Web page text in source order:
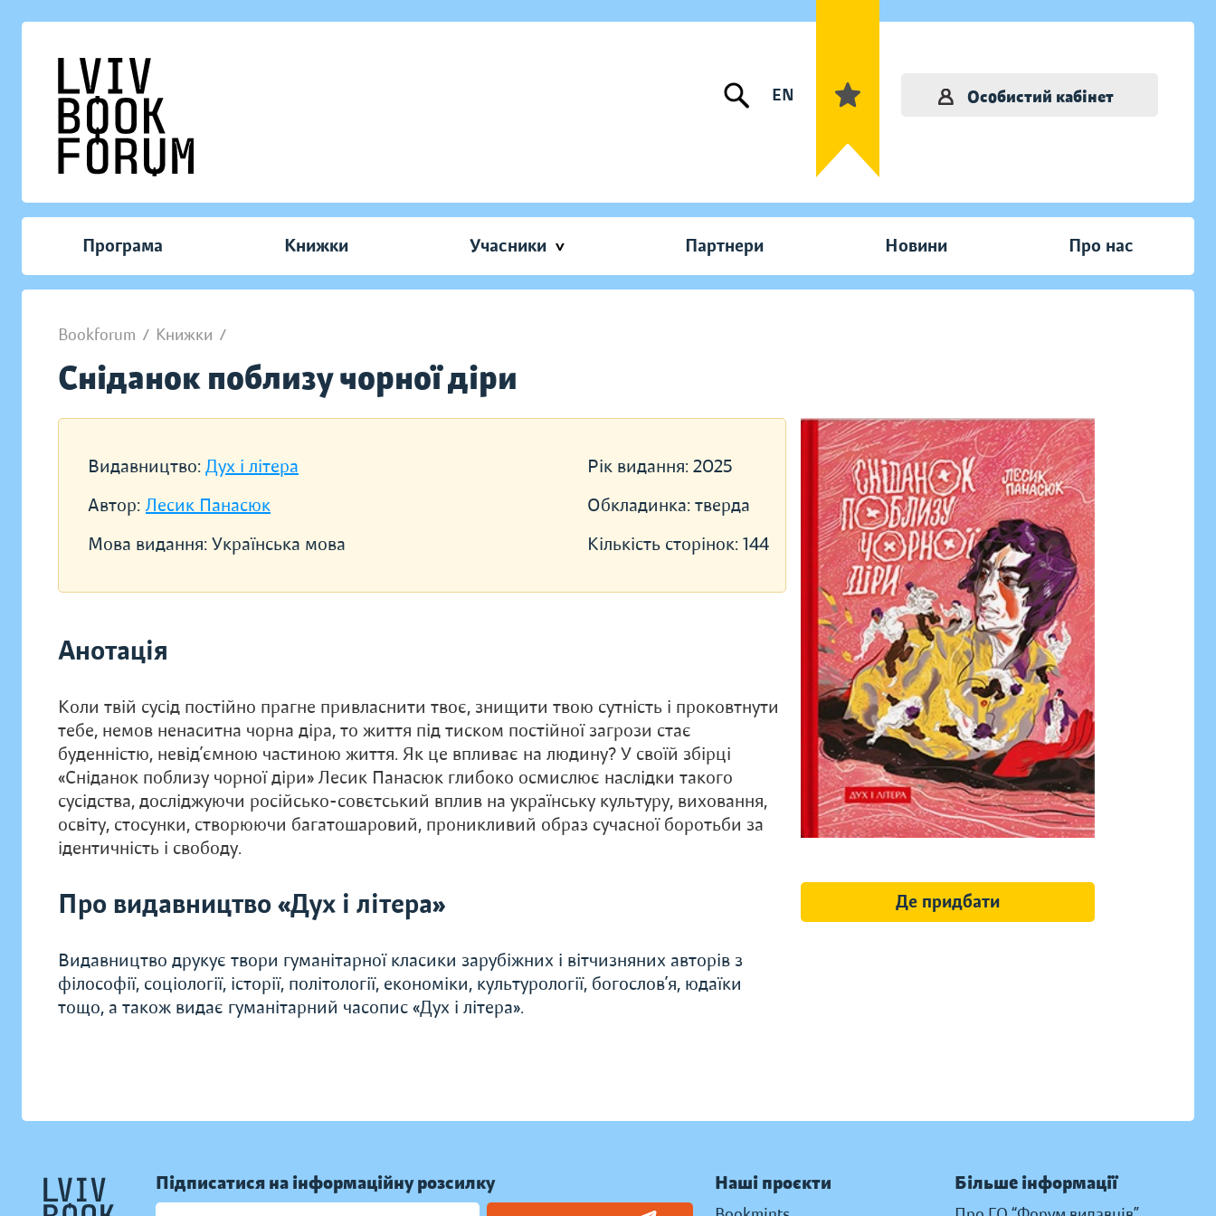
EN Особистий кабінет
Програма Книжки Учасники Партнери Новини Про нас
Bookforum / Книжки /
Сніданок поблизу чорної діри
Видавництво: Дух і літера
Автор: Лесик Панасюк
Мова видання: Українська мова
Рік видання: 2025
Обкладинка: тверда
Кількість сторінок: 144
Анотація
Коли твій сусід постійно прагне привласнити твоє, знищити твою сутність і проковтнути
тебе, немов ненаситна чорна діра, то життя під тиском постійної загрози стає
буденністю, невід’ємною частиною життя. Як це впливає на людину? У своїй збірці
«Сніданок поблизу чорної діри» Лесик Панасюк глибоко осмислює наслідки такого
сусідства, досліджуючи російсько-совєтський вплив на українську культуру, виховання,
освіту, стосунки, створюючи багатошаровий, проникливий образ сучасної боротьби за
ідентичність і свободу.
Про видавництво «Дух і літера»
Видавництво друкує твори гуманітарної класики зарубіжних і вітчизняних авторів з
філософії, соціології, історії, політології, економіки, культурології, богослов’я, юдаїки
тощо, а також видає гуманітарний часопис «Дух і літера».
Де придбати
Підписатися на інформаційну розсилку Наші проєкти Більше інформації